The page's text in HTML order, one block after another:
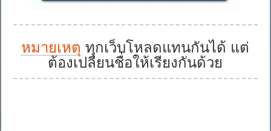
หมายเหตุ ทุกเว็บโหลดแทนกันได้ แต่
ต้องเปลี่ยนชื่อให้เรียงกันด้วย